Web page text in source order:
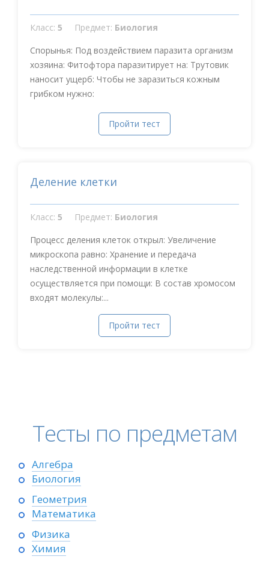
Класс: 5 Предмет: Биология
Спорынья: Под воздействием паразита организм
хозяина: Фитофтора паразитирует на: Трутовик
наносит ущерб: Чтобы не заразиться кожным
грибком нужно:
Пройти тест
Деление клетки
Класс: 5 Предмет: Биология
Процесс деления клеток открыл: Увеличение
микроскопа равно: Хранение и передача
наследственной информации в клетке
осуществляется при помощи: В состав хромосом
входят молекулы:...
Пройти тест
Тесты по предметам
Алгебра
Биология
Геометрия
Математика
Физика
Химия